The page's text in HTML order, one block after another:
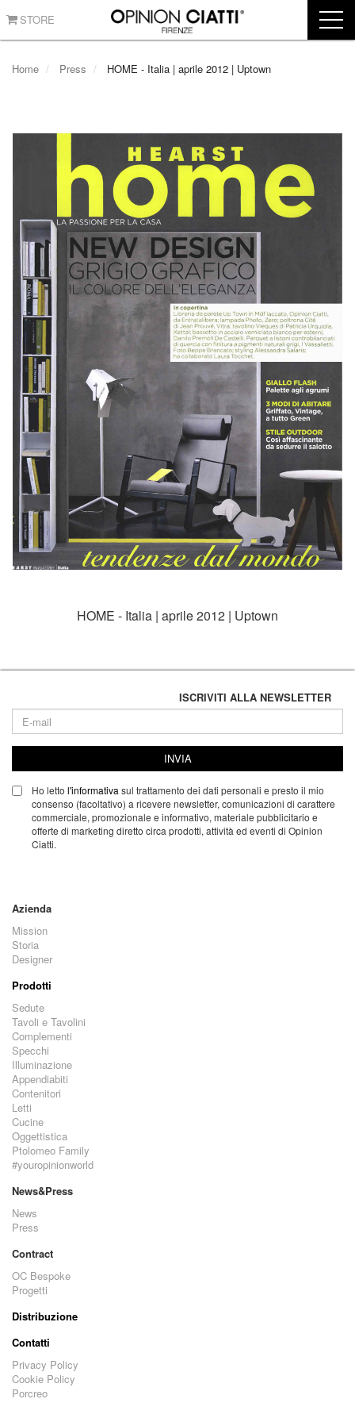
STORE
Home Press HOME - Italia | aprile 2012 | Uptown
HOME - Italia | aprile 2012 | Uptown
ISCRIVITI ALLA NEWSLETTER
INVIA
Ho letto l'informativa sul trattamento dei dati personali e presto il mio
consenso (facoltativo) a ricevere newsletter, comunicazioni di carattere
commerciale, promozionale e informativo, materiale pubblicitario e
offerte di marketing diretto circa prodotti, attività ed eventi di Opinion
Ciatti.
Azienda
Mission
Storia
Designer
Prodotti
Sedute
Tavoli e Tavolini
Complementi
Specchi
Illuminazione
Appendiabiti
Contenitori
Letti
Cucine
Oggettistica
Ptolomeo Family
#youropinionworld
News&Press
News
Press
Contract
OC Bespoke
Progetti
Distribuzione
Contatti
Privacy Policy
Cookie Policy
Porcreo